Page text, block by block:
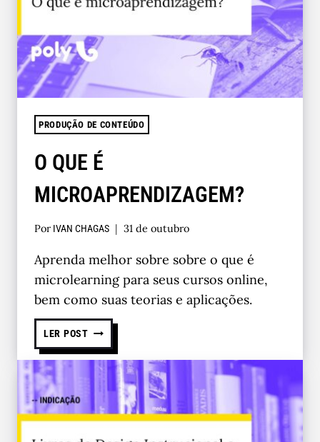
PRODUÇÃO DE CONTEÚDO
O QUE É
MICROAPRENDIZAGEM?
Por IVAN CHAGAS 31 de outubro
Aprenda melhor sobre sobre o que é
microlearning para seus cursos online,
bem como suas teorias e aplicações.
LER POST